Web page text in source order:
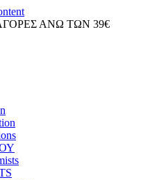
ΑΝΩ ΤΩΝ 39€